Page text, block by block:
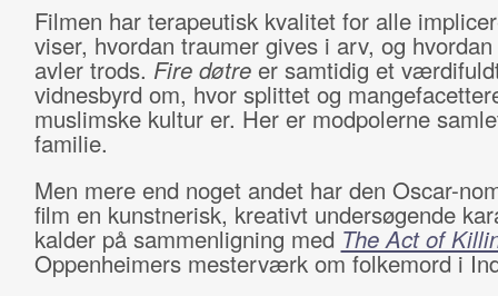
Filmen har terapeutisk kvalitet for alle
viser, hvordan traumer gives i arv, og
avler trods. Fire døtreer samtidig et
vidnesbyrd om, hvor splittet og
muslimske kultur er. Her er modpolerne
familie.
Men mere end noget andet har den Oscar-
film en kunstnerisk, kreativt undersøgende
kalder på sammenligning med The Act of
Oppenheimers mesterværk om folkemord i